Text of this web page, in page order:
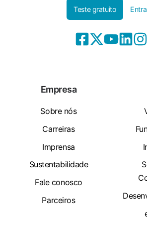
Teste gratuito
Empresa
Sobre nós
Carreiras
Imprensa
Sustentabilidade
Fale conosco
Parceiros